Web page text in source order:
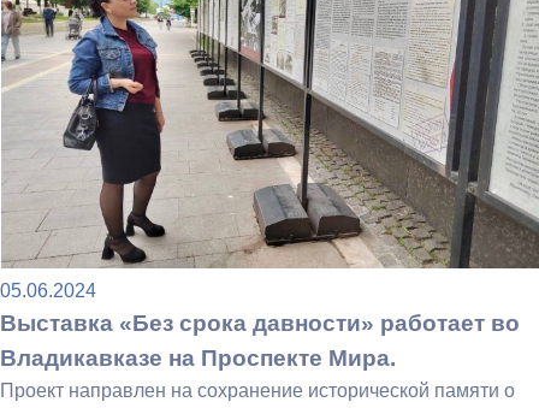
05.06.2024
Выставка «Без срока давности» работает во
Владикавказе на Проспекте Мира.
Проект направлен на сохранение исторической памяти о